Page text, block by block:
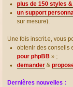
plus de 150 styles
un support
sur mesure).
Une fois inscrit.e, vous
obtenir des conseils
pour phpBB » ;
demander &
Dernières nouvelles :